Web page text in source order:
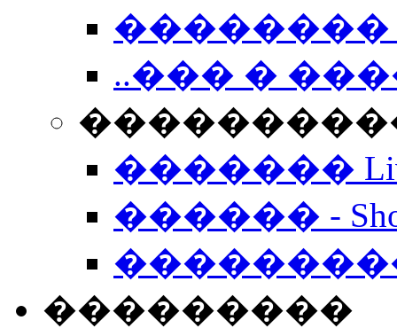
��������
..��� �
����������
�������
������ -
���������